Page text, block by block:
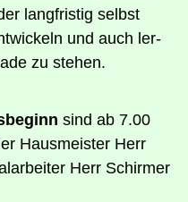
lang­fris­tig selbst
und auch ler­
zu stehen.
sind ab 7.00
Haus­meis­ter Herr
Herr Schirm­er